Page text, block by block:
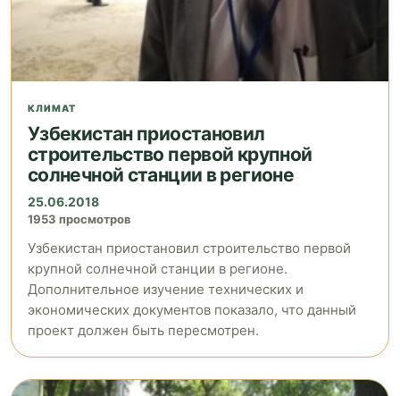
КЛИМАТ
Узбекистан приостановил
строительство первой крупной
солнечной станции в регионе
25.06.2018
1953 просмотров
Узбекистан приостановил строительство первой
крупной солнечной станции в регионе.
Дополнительное изучение технических и
экономических документов показало, что данный
проект должен быть пересмотрен.